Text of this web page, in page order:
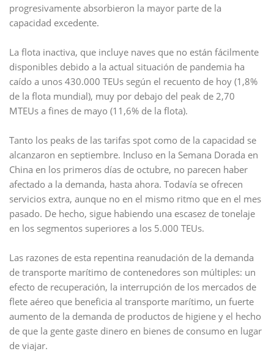
progresivamente absorbieron la mayor parte de la
capacidad excedente.
La flota inactiva, que incluye naves que no están fácilmente
disponibles debido a la actual situación de pandemia ha
caído a unos 430.000 TEUs según el recuento de hoy (1,8%
de la flota mundial), muy por debajo del peak de 2,70
MTEUs a fines de mayo (11,6% de la flota).
Tanto los peaks de las tarifas spot como de la capacidad se
alcanzaron en septiembre. Incluso en la Semana Dorada en
China en los primeros días de octubre, no parecen haber
afectado a la demanda, hasta ahora. Todavía se ofrecen
servicios extra, aunque no en el mismo ritmo que en el mes
pasado. De hecho, sigue habiendo una escasez de tonelaje
en los segmentos superiores a los 5.000 TEUs.
Las razones de esta repentina reanudación de la demanda
de transporte marítimo de contenedores son múltiples: un
efecto de recuperación, la interrupción de los mercados de
flete aéreo que beneficia al transporte marítimo, un fuerte
aumento de la demanda de productos de higiene y el hecho
de que la gente gaste dinero en bienes de consumo en lugar
de viajar.